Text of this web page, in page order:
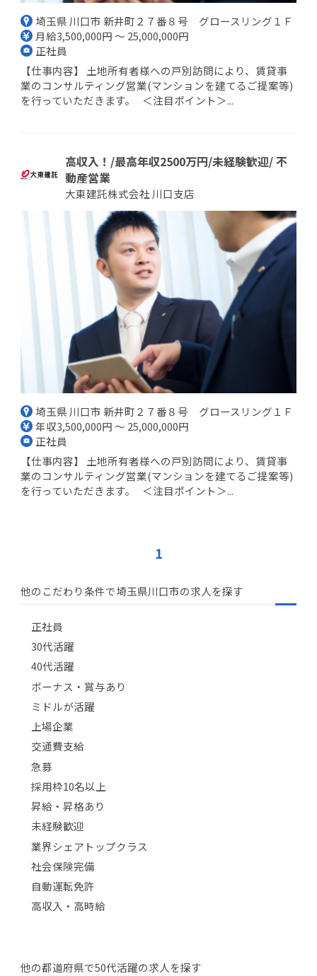
埼玉県 川口市 新井町２７番８号 グロースリング１Ｆ
月給3,500,000円 ～ 25,000,000円
正社員
【仕事内容】 土地所有者様への戸別訪問により、賃貸事
業のコンサルティング営業(マンションを建てるご提案等)
を行っていただきます。 ＜注目ポイント＞...
高収入！/最高年収2500万円/未経験歓迎/ 不
動産営業
大東建託株式会社 川口支店
埼玉県 川口市 新井町２７番８号 グロースリング１Ｆ
年収3,500,000円 ～ 25,000,000円
正社員
【仕事内容】 土地所有者様への戸別訪問により、賃貸事
業のコンサルティング営業(マンションを建てるご提案等)
を行っていただきます。 ＜注目ポイント＞...
1
他のこだわり条件で埼玉県川口市の求人を探す
正社員
30代活躍
40代活躍
ボーナス・賞与あり
ミドルが活躍
上場企業
交通費支給
急募
採用枠10名以上
昇給・昇格あり
未経験歓迎
業界シェアトップクラス
社会保険完備
自動運転免許
高収入・高時給
他の都道府県で50代活躍の求人を探す